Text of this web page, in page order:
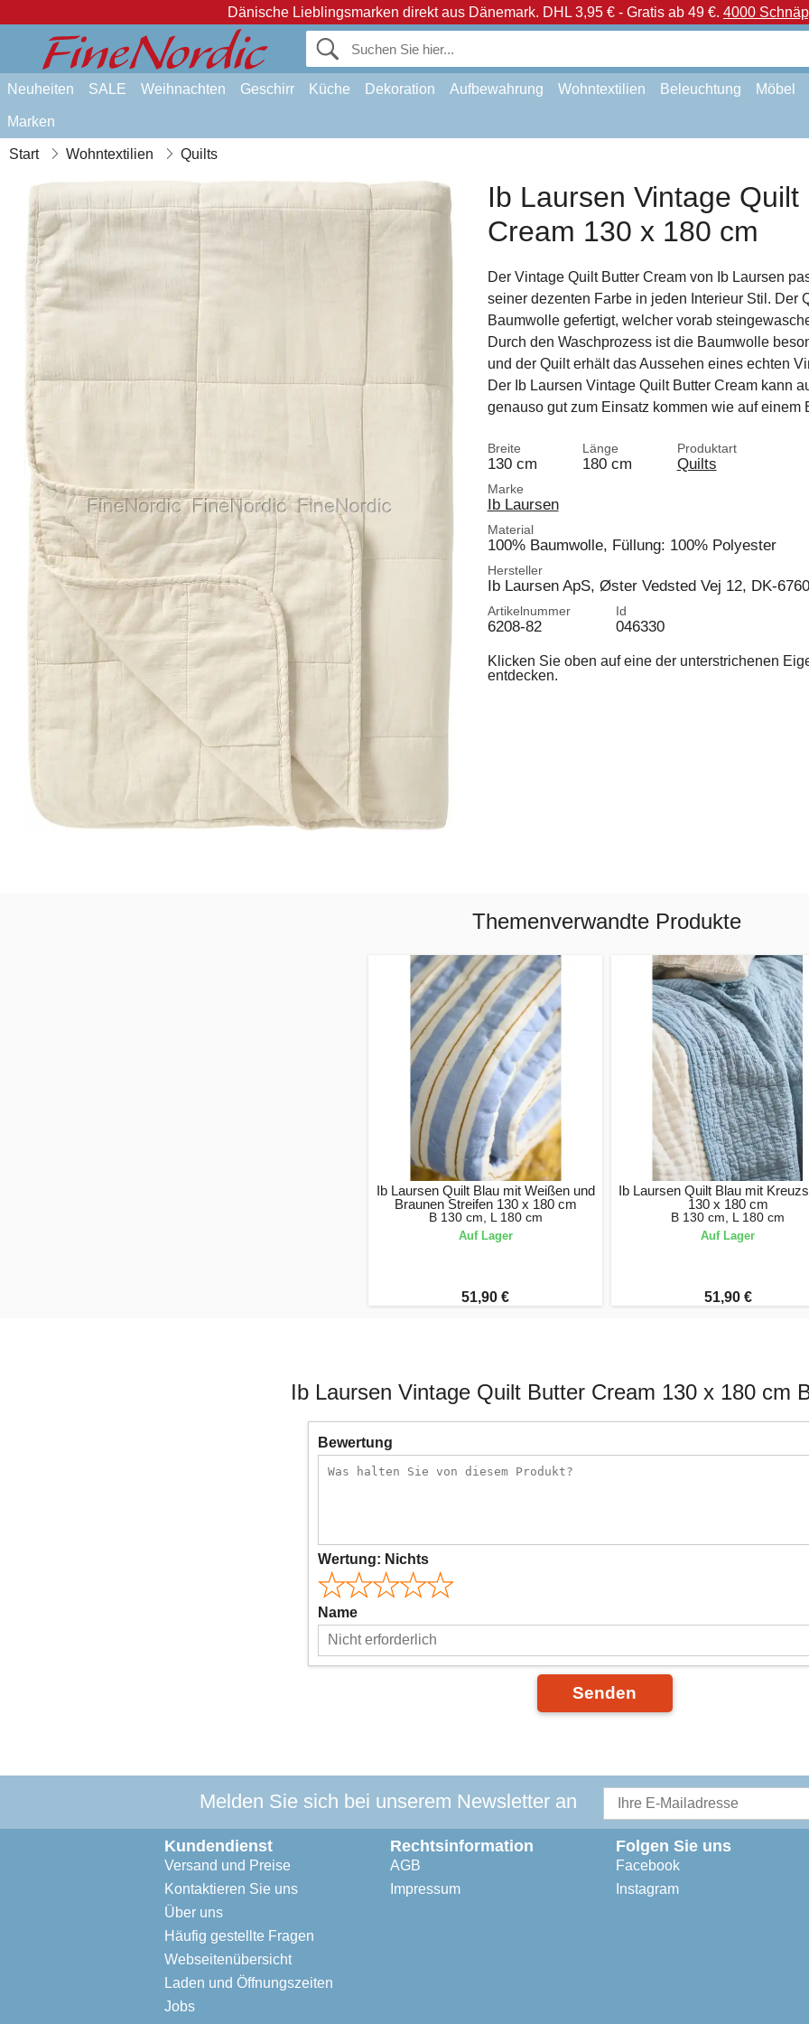
Dänische Lieblingsmarken direkt aus Dänemark. DHL 3,95 € - Gratis ab 49 €. 4000
Neuheiten SALE Weihnachten Geschirr Küche Dekoration Aufbewahrung Wohntextilien Beleuchtung Möbel
Marken
Start Wohntextilien Quilts
Ib Laursen Vintage Quilt
Cream 130 x 180 cm
Der Vintage Quilt Butter Cream von Ib Laursen
seiner dezenten Farbe in jeden Interieur Stil. Der
Baumwolle gefertigt, welcher vorab
Durch den Waschprozess ist die Baumwolle
und der Quilt erhält das Aussehen eines echten
Der Ib Laursen Vintage Quilt Butter Cream kann
genauso gut zum Einsatz kommen wie auf einem
Breite
130 cm
Länge
180 cm
Produktart
Quilts
Marke
Ib Laursen
Material
100% Baumwolle, Füllung: 100% Polyester
Hersteller
Ib Laursen ApS, Øster Vedsted Vej 12, DK-
Artikelnummer
6208-82
Id
046330
Klicken Sie oben auf eine der unterstrichenen
entdecken.
Themenverwandte Produkte
Ib Laursen Quilt Blau mit Weißen und
Braunen Streifen 130 x 180 cm
B 130 cm, L 180 cm
Auf Lager
51,90 €
Ib Laursen Quilt Blau mit
130 x 180 cm
B 130 cm, L 180 cm
Auf Lager
51,90 €
Ib Laursen Vintage Quilt Butter Cream 130 x 180 cm
Bewertung
Wertung: Nichts
Name
Senden
Melden Sie sich bei unserem Newsletter an
Kundendienst
Versand und Preise
Kontaktieren Sie uns
Über uns
Häufig gestellte Fragen
Webseitenübersicht
Laden und Öffnungszeiten
Jobs
Rechtsinformation
AGB
Impressum
Folgen Sie uns
Facebook
Instagram